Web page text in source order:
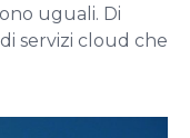
uguali. Di
servizi cloud che